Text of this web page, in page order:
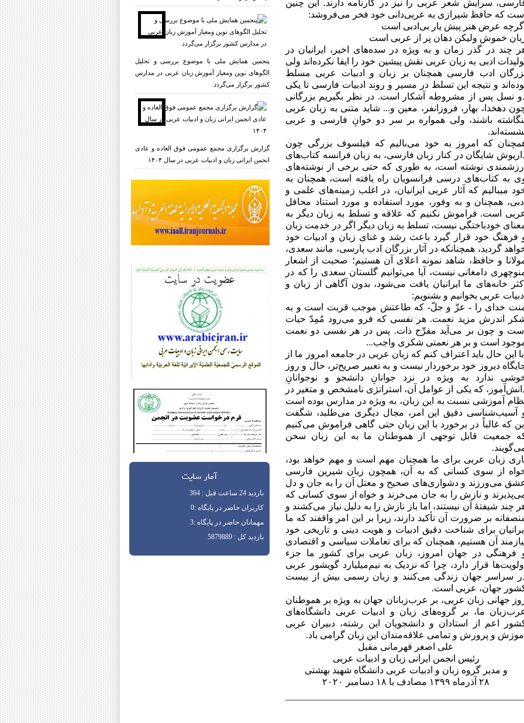
سرایش شعر عربی را نیز در کارنامه دارند. این چنین
است که حافظ شیرازی به عربی‌دانی خود فخر می‌فروشد:
اگرچه عرض هنر پیش یار بی‌ادبی است
خموش ولیکن دهان پر از عربی است
چند در گذر زمان و به ویژه در سده‌های اخیر، ایرانیان در
ادبی به زبان عربی نقش پیشین خود را ایفا نکرده‌اند ولی
ادب فارسی همچنان بر زبان و ادبیات عربی مسلط
و نتیجه این تسلط در مسیر و روند ادبیات فارسی تا یکی
نسل پس از مشروطه آشکار است. در نظر بگیریم بزرگانی
دهخدا، بهار، فروزانفر، معین و... شاید متنی به زبان عربی
باشند، ولی همواره بر سر دو خوانِ فارسی و عربی
که امروز به خود می‌بالیم که فیلسوف بزرگی چون
شایگان در کنار زبان فارسی، به زبان فرانسه کتاب‌های
ارزشمندی نوشته است، به طوری که حتی برخی از نوشته‌های
به کتاب‌های درسی فرانسویان راه یافته است، همچنان به
خود می‎بالیم که آثار عربی ایرانیان، در اغلب زمینه‌های علمی و
ادبی، همچنان و به وفور، مورد استفاده و مورد استناد محافل
است. فراموش نکنیم که علاقه و تسلط به زبان دیگر به
خودباختگی نیست، تسلط به زبان دیگر اگر در خدمت زبان
فرهنگ خود قرار گیرد باعث رشد و غنای زبان و ادبیات خود
گردید، همچنانکه در آثار بزرگان ادب پارسی، مانند سعدی،
و حافظ، شاهد نمونه اعلای آن هستیم؛ صحبت از اشعار
دامغانی نیست، آیا می‌توانیم گلستان سعدی را که در
اکثر خانه‌های ما ایرانیان یافت می‌شود، بدون آگاهی از زبان و
ادبیات عربی بخوانیم و بشنویم:
خدای را - عزّ و جلّ- که طاعتش موجب قربت است و به
اندرش مزید نعمت. هر نفسی که فرو می‌رود مُمِدّ حیات
است و چون بر می‌آید مفرِّح ذات. پس در هر نفسی دو نعمت
است و بر هر نعمتی شکری واجب...
با این حال باید اعتراف کنم که زبان عربی در جامعه امروز ما از
دیروز خود برخوردار نیست و به تعبیر صریح‌تر، حال و روز
ندارد به ویژه در نزد جوانانِ دانشجو و نوجوانانِ
که یکی از عوامل آن، استراتژی نامشخص و متغیر در
آموزشی نسبت به این زبان، به ویژه در مدارس بوده است
آسیب‌شناسی دقیق این امر، مجال دیگری می‌طلبد، شگفت
این که غالباً در برخورد با این زبان حتی گاهی فراموش می‌کنیم
جمعیت قابل توجهی از هموطنان ما به این زبان سخن
زبان عربی برای ما همچنان مهم است و مهم خواهد بود،
از سوی کسانی که به آن، همچون زبان شیرین فارسی
می‌ورزند و دشواری‌های صحیح و معتل آن را به جان و دل
و نازش را به جان می‌خرند و خواه از سوی کسانی که
چند شیفتۀ آن نیستند، اما باز نازش را به دلیل نیاز می‌کشند و
بر ضرورت آن تأکید دارند، زیرا بر این امر واقفند که ما
ایرانیان برای شناخت دقیق ادبیات و هویت دینی و تاریخی خود
آن هستیم، همچنان که برای تعاملات سیاسی و اقتصادی
فرهنگی در جهان امروز، زبان عربی برای کشور ما جزء
اولویت‌ها قرار دارد، چرا که نزدیک به نیم‌میلیارد گویشور عربی
سراسر جهان زندگی می‌کنند و زبان رسمی بیش از بیست
جهان، عربی است.
جهانی زبان عربی، بر عرب‌زبانان جهان به ویژه بر هموطنان
ما، بر گروه‌های زبان و ادبیات عربی دانشگاه‌های
اعم از استادان و دانشجویان این رشته، دبیران عربی
آموزش و پرورش و تمامی علاقه‌مندان این زبان گرامی باد.
علی اصغر قهرمانی مقبل
رئیس انجمن ایرانی زبان و ادبیات عربی
و مدیر گروه زبان و ادبیات عربی دانشگاه شهید بهشتی
۲۸ آذرماه ۱۳۹۹ مصادف با ۱۸ دسامبر ۲۰۲۰
پنجمین همایش ملی با موضوع بررسی و تحلیل
الگوهای نوین ومعیار آموزش زبان عربی در مدارس
کشور برگزار می‌گردد
گزارش برگزاری مجمع عمومی فوق العاده و عادی
انجمن ایرانی زبان و ادبیات عربی در سال ۱۴۰۴
آمار سایت
بازدید 24 ساعت قبل : 364
کاربران حاضر در پایگاه :0
مهمانان حاضر در پایگاه :3
بازدید کل : 5879889